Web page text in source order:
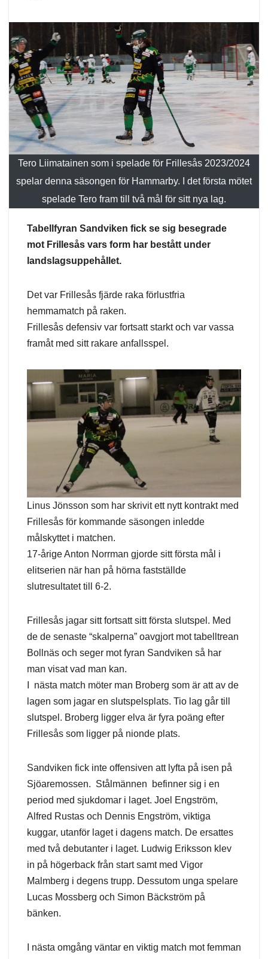
Tero Liimatainen som i spelade för Frillesås 2023/2024
spelar denna säsongen för Hammarby. I det första mötet
spelade Tero fram till två mål för sitt nya lag.
Tabellfyran Sandviken fick se sig besegrade
mot Frillesås vars form har bestått under
landslagsuppehållet.
Det var Frillesås fjärde raka förlustfria
hemmamatch på raken.
Frillesås defensiv var fortsatt starkt och var vassa
framåt med sitt rakare anfallsspel.
Linus Jönsson som har skrivit ett nytt kontrakt med
Frillesås för kommande säsongen inledde
målskyttet i matchen.
17-årige Anton Norrman gjorde sitt första mål i
elitserien när han på hörna fastställde
slutresultatet till 6-2.
Frillesås jagar sitt fortsatt sitt första slutspel. Med
de de senaste “skalperna” oavgjort mot tabelltrean
Bollnäs och seger mot fyran Sandviken så har
man visat vad man kan.
I nästa match möter man Broberg som är att av de
lagen som jagar en slutspelsplats. Tio lag går till
slutspel. Broberg ligger elva är fyra poäng efter
Frillesås som ligger på nionde plats.
Sandviken fick inte offensiven att lyfta på isen på
Sjöaremossen. Stålmännen befinner sig i en
period med sjukdomar i laget. Joel Engström,
Alfred Rustas och Dennis Engström, viktiga
kuggar, utanför laget i dagens match. De ersattes
med två debutanter i laget. Ludwig Eriksson klev
in på högerback från start samt med Vigor
Malmberg i degens trupp. Dessutom unga spelare
Lucas Mossberg och Simon Bäckström på
bänken.
I nästa omgång väntar en viktig match mot femman